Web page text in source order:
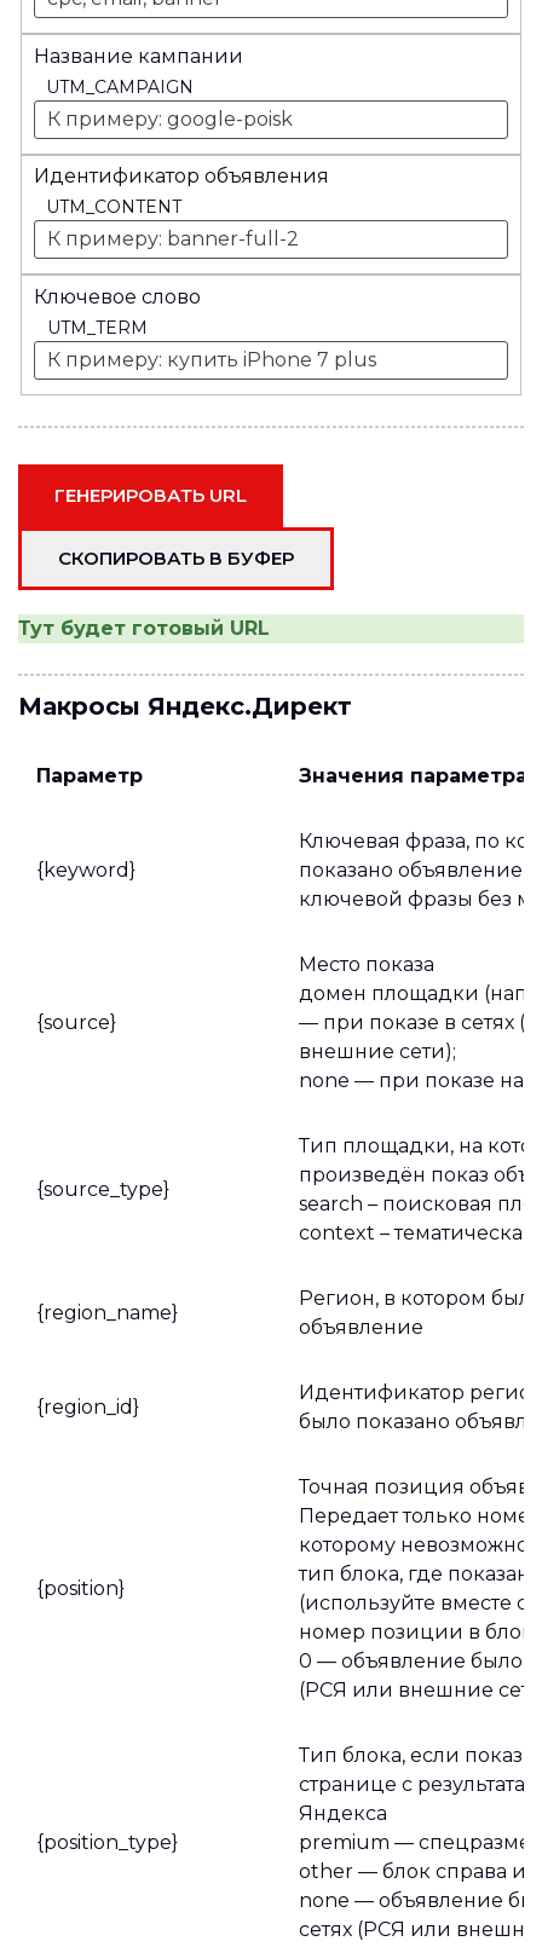
Название кампании
UTM_CAMPAIGN
Идентификатор объявления
UTM_CONTENT
Ключевое слово
UTM_TERM
Тут будет готовый URL
Макросы Яндекс.Директ
Параметр Значения параметра
{keyword}
Ключевая фраза, по
показано объявление -
ключевой фразы без
{source}
Место показа
домен площадки
— при показе в сетях
внешние сети);
none — при показе на
{source_type}
Тип площадки, на
произведён показ
search – поисковая
context –
{region_name}
Регион, в котором
объявление
{region_id}
Идентификатор
было показано
{position}
Точная позиция
Передает только
которому невозможно
тип блока, где
(используйте вместе с
номер позиции в
0 — объявление было
(РСЯ или внешние
{position_type}
Тип блока, если показ
странице с
Яндекса
premium —
other — блок справа
none — объявление
сетях (РСЯ или